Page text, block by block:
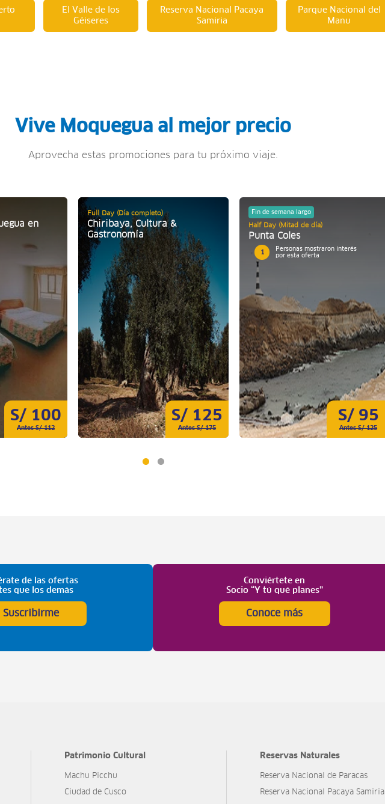
El Valle de los
Géiseres
Reserva Nacional Pacaya
Samiria
Parque Nacional del
Manu
Vive Moquegua al mejor precio
Aprovecha estas promociones para tu próximo viaje.
S/ 100
Antes S/ 112
en
S/ 125
Antes S/ 175
Full Day (Día completo)
Chiribaya, Cultura &
Gastronomía
S/ 95
Antes S/ 125
Fin de semana largo
Half Day (Mitad de día)
Punta Coles
1
Personas mostraron interés
por esta oferta
de las ofertas
que los demás
Suscribirme
Conviértete en
Socio “Y tú qué planes”
Conoce más
Patrimonio Cultural
Machu Picchu
Ciudad de Cusco
Reservas Naturales
Reserva Nacional de Paracas
Reserva Nacional Pacaya Samiria